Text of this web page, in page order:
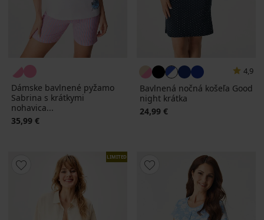
Dámske bavlnené pyžamo
Sabrina s krátkymi
nohavica...
35,99 €
4,9
Bavlnená nočná košeľa Good
night krátka
24,99 €
LIMITED